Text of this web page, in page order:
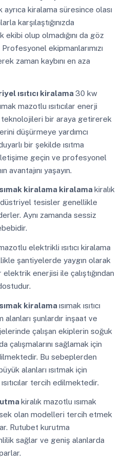
ayrıca kiralama süresince olası
karşılaştığınızda
olup olmadığını da göz
Profesyonel ekipmanlarımızı
zaman kaybını en aza
ısıtıcı kiralama30 kw
mazotlu ısıtıcılar enerji
bir araya getirerek
düşürmeye yardımcı
bir şekilde ısıtma
iletişime geçin ve profesyonel
avantajını yaşayın.
kiralama kiralama kiralık
tesisler genellikle
Aynı zamanda sessiz
elektrikli ısıtıcı kiralama
şantiyelerde yaygın olarak
elektrik enerjisi ile çalıştığından
kiralamaısımak ısıtıcı
alanları şunlardır inşaat ve
çalışan ekiplerin soğuk
çalışmalarını sağlamak için
Bu sebeplerden
alanları ısıtmak için
tercih edilmektedir.
kiralık mazotlu ısımak
olan modelleri tercih etmek
Rutubet kurutma
sağlar ve geniş alanlarda